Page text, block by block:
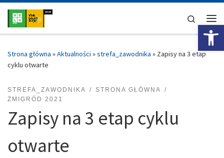
Przejdź do treści
Search
Strona główna »Aktualności »strefa_zawodnika » Zapisy na 3 etap
cyklu otwarte
STREFA_ZAWODNIKA
STRONA GŁÓWNA
ŻMIGRÓD 2021
Zapisy na 3 etap cyklu
otwarte